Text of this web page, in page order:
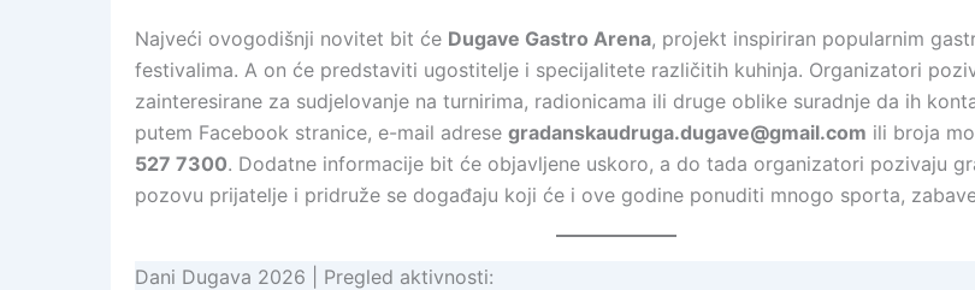
Najveći ovogodišnji novitet bit će Dugave Gastro Arena, projekt inspiriran popularnim
festivalima. A on će predstaviti ugostitelje i specijalitete različitih kuhinja. Organizatori
zainteresirane za sudjelovanje na turnirima, radionicama ili druge oblike suradnje da ih
putem Facebook stranice, e-mail adrese gradanskaudruga.dugave@gmail.com ili broja
527 7300. Dodatne informacije bit će objavljene uskoro, a do tada organizatori pozivaju
pozovu prijatelje i pridruže se događaju koji će i ove godine ponuditi mnogo sporta,
Dani Dugava 2026 | Pregled aktivnosti: